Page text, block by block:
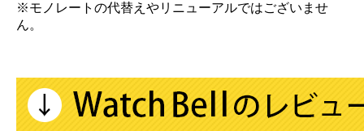
※モノレートの代替えやリニューアルではございませ
ん。